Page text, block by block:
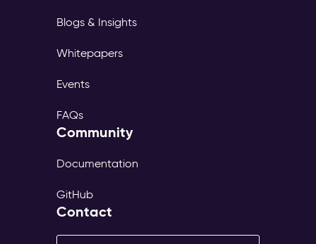
Blogs & Insights
Whitepapers
Events
FAQs
Community
Documentation
GitHub
Contact